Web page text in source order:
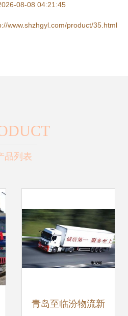
08-08 04:21:45
www.shzhgyl.com/product/35.html
品列表
青岛至临汾物流新